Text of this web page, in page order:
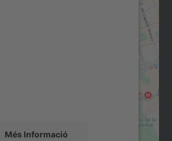
Més Informació